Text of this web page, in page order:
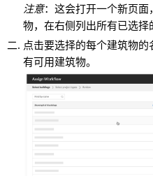
注意：这会打开一个新页
物，在右侧列出所有已选择
点击要选择的每个建筑物的
有可用建筑物。